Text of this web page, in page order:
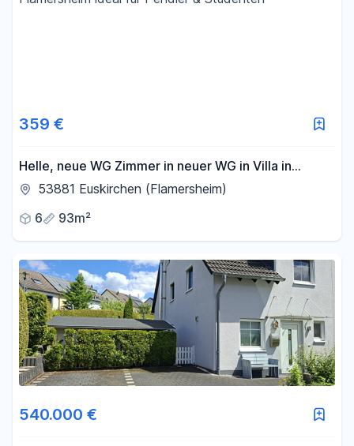
359 €
Helle, neue WG Zimmer in neuer WG in Villa in
Flamersheim ideal für Pendler & Studenten
53881 Euskirchen (Flamersheim)
6
93m²
540.000 €